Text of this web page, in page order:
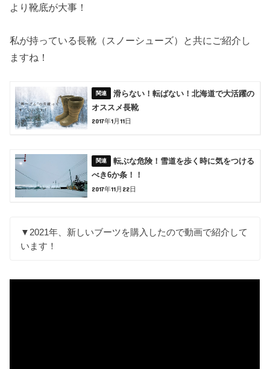
より靴底が大事！
私が持っている長靴（スノーシューズ）と共にご紹介し
ますね！
滑らない！転ばない！北海道で大活躍の
オススメ長靴
2017年1月11日
転ぶな危険！雪道を歩く時に気をつける
べき6か条！！
2017年11月22日
▼2021年、新しいブーツを購入したので動画で紹介して
います！